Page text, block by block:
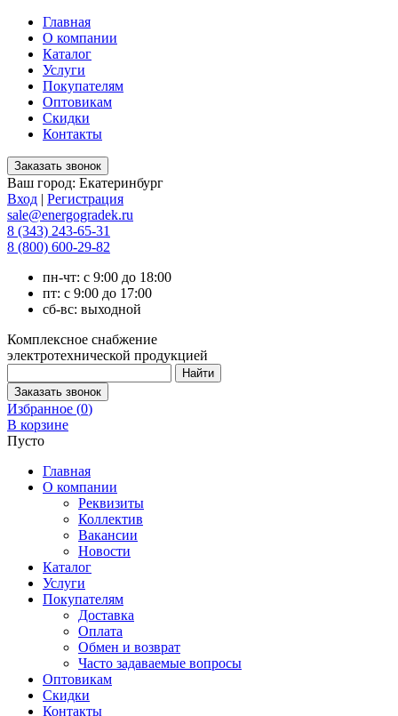
Главная
О компании
Каталог
Услуги
Покупателям
Оптовикам
Скидки
Контакты
Ваш город: Екатеринбург
Вход | Регистрация
sale@energogradek.ru
8 (343) 243-65-31
8 (800) 600-29-82
пн-чт: с 9:00 до 18:00
пт: с 9:00 до 17:00
сб-вс: выходной
Комплексное снабжение
электротехнической продукцией
Избранное (0)
В корзине
Пусто
Главная
О компании
Реквизиты
Коллектив
Вакансии
Новости
Каталог
Услуги
Покупателям
Доставка
Оплата
Обмен и возврат
Часто задаваемые вопросы
Оптовикам
Скидки
Контакты